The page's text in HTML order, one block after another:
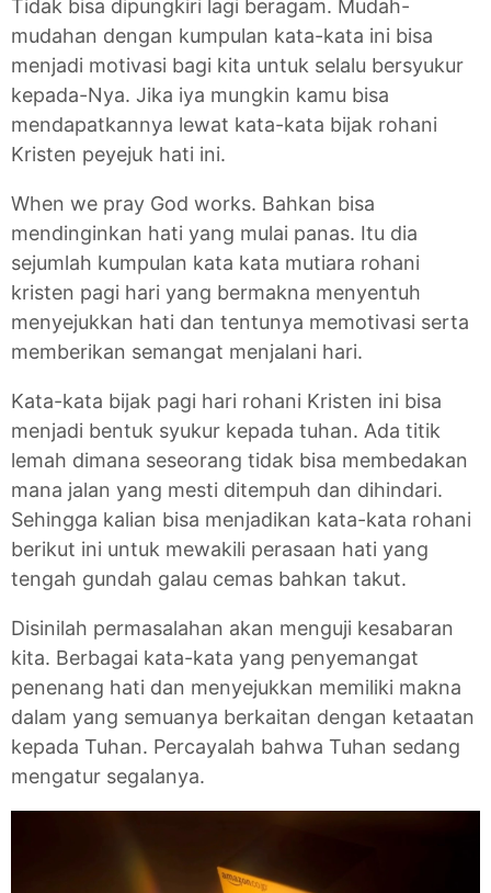
Tidak bisa dipungkiri lagi beragam. Mudah-
mudahan dengan kumpulan kata-kata ini bisa
menjadi motivasi bagi kita untuk selalu bersyukur
kepada-Nya. Jika iya mungkin kamu bisa
mendapatkannya lewat kata-kata bijak rohani
Kristen peyejuk hati ini.
When we pray God works. Bahkan bisa
mendinginkan hati yang mulai panas. Itu dia
sejumlah kumpulan kata kata mutiara rohani
kristen pagi hari yang bermakna menyentuh
menyejukkan hati dan tentunya memotivasi serta
memberikan semangat menjalani hari.
Kata-kata bijak pagi hari rohani Kristen ini bisa
menjadi bentuk syukur kepada tuhan. Ada titik
lemah dimana seseorang tidak bisa membedakan
mana jalan yang mesti ditempuh dan dihindari.
Sehingga kalian bisa menjadikan kata-kata rohani
berikut ini untuk mewakili perasaan hati yang
tengah gundah galau cemas bahkan takut.
Disinilah permasalahan akan menguji kesabaran
kita. Berbagai kata-kata yang penyemangat
penenang hati dan menyejukkan memiliki makna
dalam yang semuanya berkaitan dengan ketaatan
kepada Tuhan. Percayalah bahwa Tuhan sedang
mengatur segalanya.